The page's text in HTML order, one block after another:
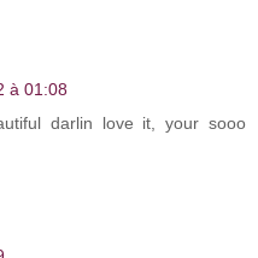
à 01:08
darlin love it, your sooo